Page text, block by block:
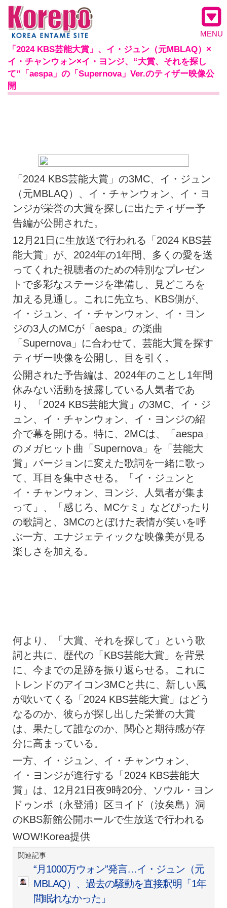
MENU
「2024 KBS芸能大賞」、イ・ジュン（元MBLAQ）×
イ・チャンウォン×イ・ヨンジ、“大賞、それを探し
て”「aespa」の「Supernova」Ver.のティザー映像公
開
「2024 KBS芸能大賞」の3MC、イ・ジュン
（元MBLAQ）、イ・チャンウォン、イ・ヨ
ンジが栄誉の大賞を探しに出たティザー予
告編が公開された。
12月21日に生放送で行われる「2024 KBS芸
能大賞」が、2024年の1年間、多くの愛を送
ってくれた視聴者のための特別なプレゼン
トで多彩なステージを準備し、見どころを
加える見通し。これに先立ち、KBS側が、
イ・ジュン、イ・チャンウォン、イ・ヨン
ジの3人のMCが「aespa」の楽曲
「Supernova」に合わせて、芸能大賞を探す
ティザー映像を公開し、目を引く。
公開された予告編は、2024年のことし1年間
休みない活動を披露している人気者であ
り、「2024 KBS芸能大賞」の3MC、イ・ジ
ュン、イ・チャンウォン、イ・ヨンジの紹
介で幕を開ける。特に、2MCは、「aespa」
のメガヒット曲「Supernova」を「芸能大
賞」バージョンに変えた歌詞を一緒に歌っ
て、耳目を集中させる。「イ・ジュンと
イ・チャンウォン、ヨンジ、人気者が集ま
って」、「感じろ、MCケミ」などぴったり
の歌詞と、3MCのとぼけた表情が笑いを呼
ぶ一方、エナジェティックな映像美が見る
楽しさを加える。
何より、「大賞、それを探して」という歌
詞と共に、歴代の「KBS芸能大賞」を背景
に、今までの足跡を振り返らせる。これに
トレンドのアイコン3MCと共に、新しい風
が吹いてくる「2024 KBS芸能大賞」はどう
なるのか、彼らが探し出した栄誉の大賞
は、果たして誰なのか、関心と期待感が存
分に高まっている。
一方、イ・ジュン、イ・チャンウォン、
イ・ヨンジが進行する「2024 KBS芸能大
賞」は、12月21日夜9時20分、ソウル・ヨン
ドゥンポ（永登浦）区ヨイド（汝矣島）洞
のKBS新館公開ホールで生放送で行われる
WOW!Korea提供
関連記事
“月1000万ウォン”発言…イ・ジュン（元
MBLAQ）、過去の騒動を直接釈明「1年
間眠れなかった」